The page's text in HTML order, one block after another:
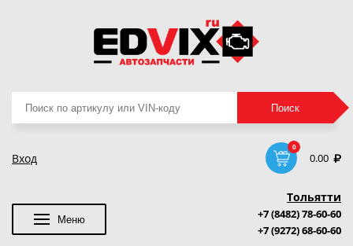
товаров
Поиск
Вход
0
0.00
Тольятти
+7 (8482) 78-60-60
+7 (9272) 68-60-60
Меню